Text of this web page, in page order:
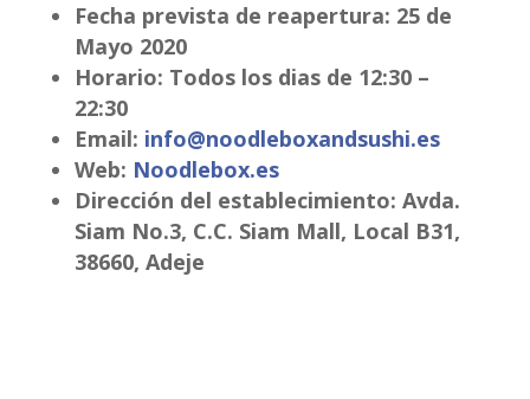
Fecha prevista de reapertura: 25 de
Mayo 2020
Horario: Todos los dias de 12:30 –
22:30
Email: info@noodleboxandsushi.es
Web: Noodlebox.es
Dirección del establecimiento: Avda.
Siam No.3, C.C. Siam Mall, Local B31,
38660, Adeje